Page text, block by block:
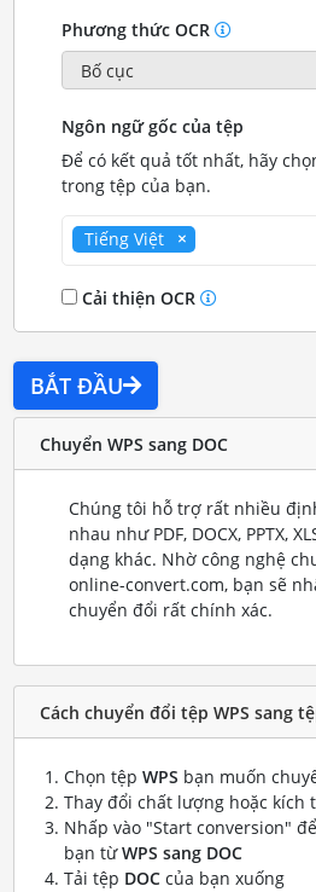
Phương thức OCR
Ngôn ngữ gốc của tệp
Để có kết quả tốt nhất, hãy
trong tệp của bạn.
Tiếng Việt
Cải thiện OCR
BẮT ĐẦU
Chuyển WPS sang DOC
Chúng tôi hỗ trợ rất nhiều
nhau như PDF, DOCX, PPTX,
dạng khác. Nhờ công nghệ
online-convert.com, bạn sẽ
chuyển đổi rất chính xác.
Cách chuyển đổi tệp WPS sang
Chọn tệp WPS bạn muốn
Thay đổi chất lượng hoặc kích
Nhấp vào "Start conversion"
bạn từWPS sang DOC
Tải tệp DOCcủa bạn xuống